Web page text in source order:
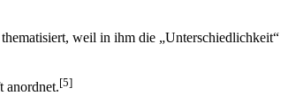
weil in ihm die „Unterschiedlichkeit“
anordnet.[5]